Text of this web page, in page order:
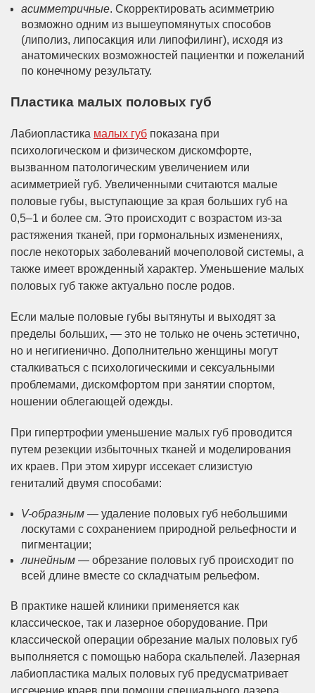
асимметричные. Скорректировать асимметрию
возможно одним из вышеупомянутых способов
(липолиз, липосакция или липофилинг), исходя из
анатомических возможностей пациентки и пожеланий
по конечному результату.
Пластика малых половых губ
Лабиопластика малых губ показана при
психологическом и физическом дискомфорте,
вызванном патологическим увеличением или
асимметрией губ. Увеличенными считаются малые
половые губы, выступающие за края больших губ на
0,5–1 и более см. Это происходит с возрастом из-за
растяжения тканей, при гормональных изменениях,
после некоторых заболеваний мочеполовой системы, а
также имеет врожденный характер. Уменьшение малых
половых губ также актуально после родов.
Если малые половые губы вытянуты и выходят за
пределы больших, — это не только не очень эстетично,
но и негигиенично. Дополнительно женщины могут
сталкиваться с психологическими и сексуальными
проблемами, дискомфортом при занятии спортом,
ношении облегающей одежды.
При гипертрофии уменьшение малых губ проводится
путем резекции избыточных тканей и моделирования
их краев. При этом хирург иссекает слизистую
гениталий двумя способами:
V-образным — удаление половых губ небольшими
лоскутами с сохранением природной рельефности и
пигментации;
линейным — обрезание половых губ происходит по
всей длине вместе со складчатым рельефом.
В практике нашей клиники применяется как
классическое, так и лазерное оборудование. При
классической операции обрезание малых половых губ
выполняется с помощью набора скальпелей. Лазерная
лабиопластика малых половых губ предусматривает
иссечение краев при помощи специального лазера,